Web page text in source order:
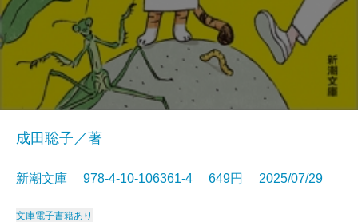
成田聡子／著
新潮文庫 978-4-10-106361-4 649円 2025/07/29
文庫電子書籍あり